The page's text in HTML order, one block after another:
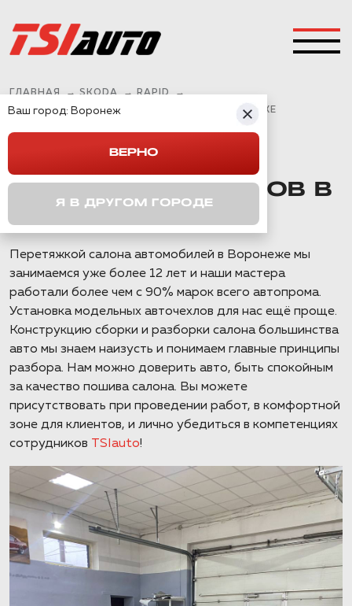
ГЛАВНАЯ → SKODA → RAPID →
SKODA RAPID УСТАНОВКА ЧЕХЛОВ В ВОРОНЕЖЕ
УСТАНОВКА ЧЕХЛОВ В
Перетяжкой салона автомобилей в Воронеже мы
занимаемся уже более 12 лет и наши мастера
работали более чем с 90% марок всего автопрома.
Установка модельных авточехлов для нас ещё проще.
Конструкцию сборки и разборки салона большинства
авто мы знаем наизусть и понимаем главные принципы
разбора. Нам можно доверить авто, быть спокойным
за качество пошива салона. Вы можете
присутствовать при проведении работ, в комфортной
зоне для клиентов, и лично убедиться в компетенциях
сотрудников TSIauto!
Ваш город: Воронеж
ВЕРНО
Я В ДРУГОМ ГОРОДЕ